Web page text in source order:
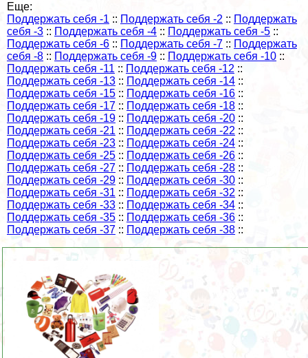
Еще:
Поддержать себя -1 :: Поддержать себя -2 :: Поддержать
себя -3 :: Поддержать себя -4 :: Поддержать себя -5 ::
Поддержать себя -6 :: Поддержать себя -7 :: Поддержать
себя -8 :: Поддержать себя -9 :: Поддержать себя -10 ::
Поддержать себя -11 :: Поддержать себя -12 ::
Поддержать себя -13 :: Поддержать себя -14 ::
Поддержать себя -15 :: Поддержать себя -16 ::
Поддержать себя -17 :: Поддержать себя -18 ::
Поддержать себя -19 :: Поддержать себя -20 ::
Поддержать себя -21 :: Поддержать себя -22 ::
Поддержать себя -23 :: Поддержать себя -24 ::
Поддержать себя -25 :: Поддержать себя -26 ::
Поддержать себя -27 :: Поддержать себя -28 ::
Поддержать себя -29 :: Поддержать себя -30 ::
Поддержать себя -31 :: Поддержать себя -32 ::
Поддержать себя -33 :: Поддержать себя -34 ::
Поддержать себя -35 :: Поддержать себя -36 ::
Поддержать себя -37 :: Поддержать себя -38 ::